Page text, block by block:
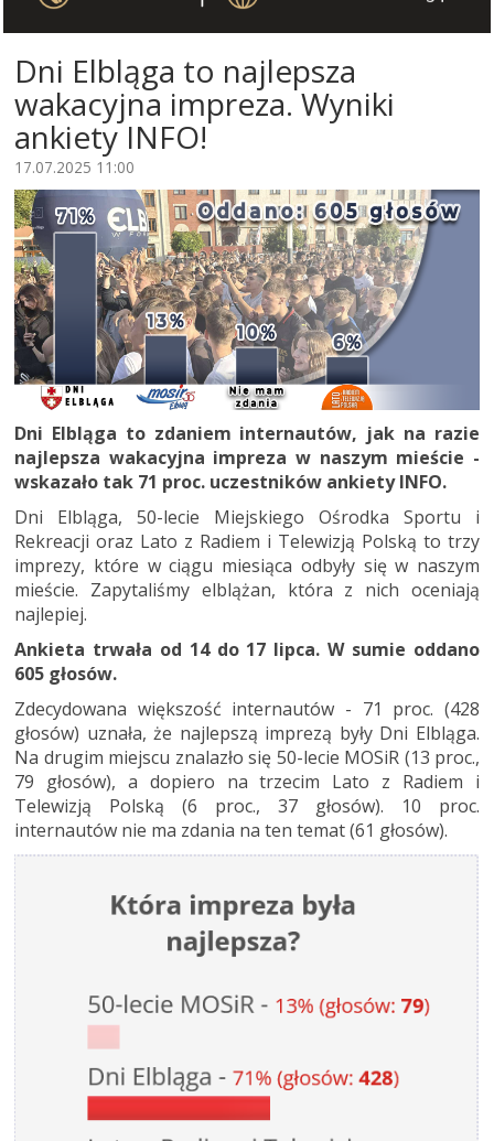
Dni Elbląga to najlepsza
wakacyjna impreza. Wyniki
ankiety INFO!
17.07.2025 11:00
Dni Elbląga to zdaniem internautów, jak na razie
najlepsza wakacyjna impreza w naszym mieście -
wskazało tak 71 proc. uczestników ankiety INFO.
Dni Elbląga, 50-lecie Miejskiego Ośrodka Sportu i
Rekreacji oraz Lato z Radiem i Telewizją Polską to trzy
imprezy, które w ciągu miesiąca odbyły się w naszym
mieście. Zapytaliśmy elblążan, która z nich oceniają
najlepiej.
Ankieta trwała od 14 do 17 lipca. W sumie oddano
605 głosów.
Zdecydowana większość internautów - 71 proc. (428
głosów) uznała, że najlepszą imprezą były Dni Elbląga.
Na drugim miejscu znalazło się 50-lecie MOSiR (13 proc.,
79 głosów), a dopiero na trzecim Lato z Radiem i
Telewizją Polską (6 proc., 37 głosów). 10 proc.
internautów nie ma zdania na ten temat (61 głosów).